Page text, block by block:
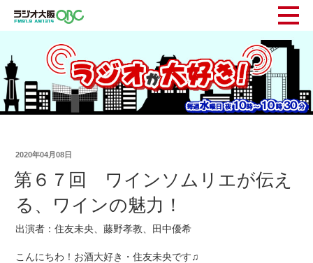
2020年04月08日
第６７回 ワインソムリエが伝え
る、ワインの魅力！
出演者：住友未央、藤野孝教、田中優希
こんにちわ！お酒大好き・住友未央です♫